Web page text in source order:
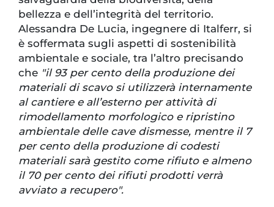
bellezza e dell’integrità del territorio.
Alessandra De Lucia, ingegnere di Italferr, si
è soffermata sugli aspetti di sostenibilità
ambientale e sociale, tra l’altro precisando
che "il 93 per cento della produzione dei
materiali di scavo si utilizzerà internamente
al cantiere e all’esterno per attività di
rimodellamento morfologico e ripristino
ambientale delle cave dismesse, mentre il 7
per cento della produzione di codesti
materiali sarà gestito come rifiuto e almeno
il 70 per cento dei rifiuti prodotti verrà
avviato a recupero".